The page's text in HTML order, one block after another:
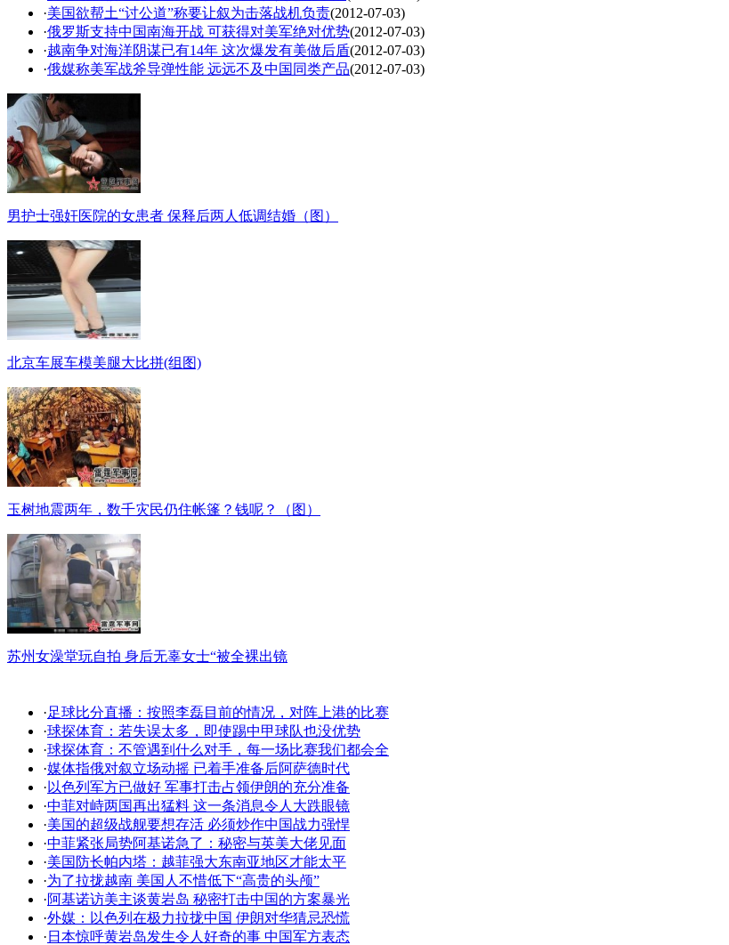
·美国欲帮土“讨公道”称要让叙为击落战机负责(2012-07-03)
·俄罗斯支持中国南海开战 可获得对美军绝对优势(2012-07-03)
·越南争对海洋阴谋已有14年 这次爆发有美做后盾(2012-07-03)
·俄媒称美军战斧导弹性能 远远不及中国同类产品(2012-07-03)
男护士强奸医院的女患者 保释后两人低调结婚（图）
北京车展车模美腿大比拼(组图)
玉树地震两年，数千灾民仍住帐篷？钱呢？（图）
苏州女澡堂玩自拍 身后无辜女士“被全裸出镜
·足球比分直播：按照李磊目前的情况，对阵上港的比赛
·球探体育：若失误太多，即使踢中甲球队也没优势
·球探体育：不管遇到什么对手，每一场比赛我们都会全
·媒体指俄对叙立场动摇 已着手准备后阿萨德时代
· 以色列军方已做好 军事打击占领伊朗的充分准备
·中菲对峙两国再出猛料 这一条消息令人大跌眼镜
·美国的超级战舰要想存活 必须炒作中国战力强悍
·中菲紧张局势阿基诺急了：秘密与英美大佬见面
·美国防长帕内塔：越菲强大东南亚地区才能太平
·为了拉拢越南 美国人不惜低下“高贵的头颅”
·阿基诺访美主谈黄岩岛 秘密打击中国的方案暴光
·外媒：以色列在极力拉拢中国 伊朗对华猜忌恐慌
· 日本惊呼黄岩岛发生令人好奇的事 中国军方表态